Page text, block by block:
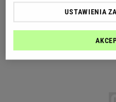
USTAWIENIA